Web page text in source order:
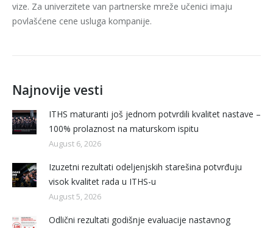
vize. Za univerzitete van partnerske mreže učenici imaju
povlašćene cene usluga kompanije.
Najnovije vesti
ITHS maturanti još jednom potvrdili kvalitet nastave –
100% prolaznost na maturskom ispitu
August 6, 2026
Izuzetni rezultati odeljenjskih starešina potvrđuju
visok kvalitet rada u ITHS-u
August 5, 2026
Odlični rezultati godišnje evaluacije nastavnog